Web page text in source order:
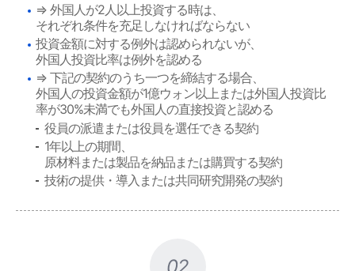
⇒ 外国人が2人以上投資する時は、
それぞれ条件を充足しなければならない
投資金額に対する例外は認められないが、
外国人投資比率は例外を認める
⇒ 下記の契約のうち一つを締結する場合、
外国人の投資金額が1億ウォン以上または外国人投資比
率が30%未満でも外国人の直接投資と認める
役員の派遣または役員を選任できる契約
1年以上の期間、
原材料または製品を納品または購買する契約
技術の提供・導入または共同研究開発の契約